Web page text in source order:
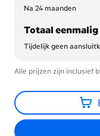
Na 24 maanden
Totaal eenmalig
Tijdelijk geen
Alle prijzen zijn inclusief